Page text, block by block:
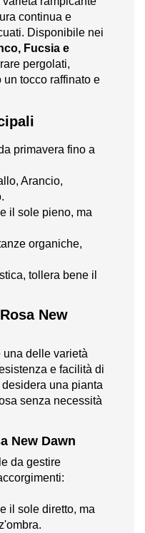
continua e
Disponibile nei
Fucsia e
pergolati,
tocco raffinato e
primavera fino a
Arancio,
il sole pieno, ma
organiche,
tollera bene il
New
una delle varietà
e facilità di
una pianta
senza necessità
New Dawn
da gestire
il sole diretto, ma